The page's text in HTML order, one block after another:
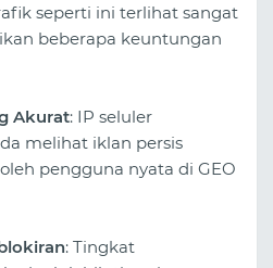
seperti ini terlihat sangat
beberapa keuntungan
Akurat: IP seluler
melihat iklan persis
pengguna nyata di GEO
: Tingkat